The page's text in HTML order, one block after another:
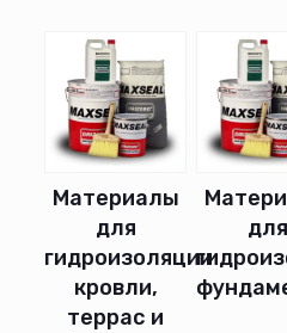
Материалы
для
гидроизоляции
кровли,
террас и
для